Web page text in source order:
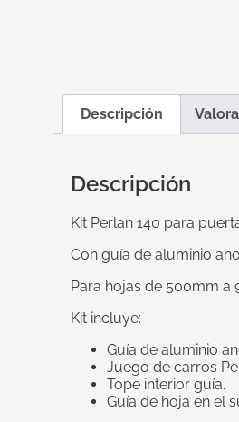
Descripción
Descripción
Kit Perlan 140 para
Con guía de aluminio
Para hojas de 500mm a
Kit incluye:
Guía de aluminio
Juego de carros
Tope interior guía.
Guía de hoja en el